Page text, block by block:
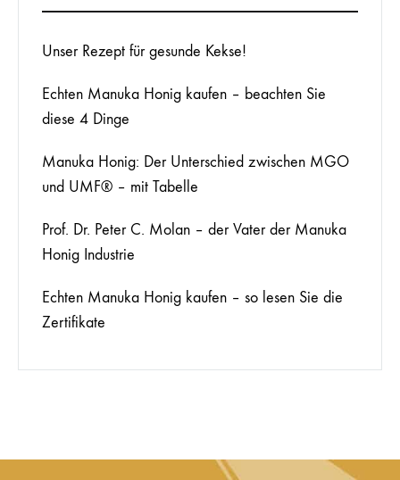
Unser Rezept für gesunde Kekse!
Echten Manuka Honig kaufen – beachten Sie
diese 4 Dinge
Manuka Honig: Der Unterschied zwischen MGO
und UMF® – mit Tabelle
Prof. Dr. Peter C. Molan – der Vater der Manuka
Honig Industrie
Echten Manuka Honig kaufen – so lesen Sie die
Zertifikate